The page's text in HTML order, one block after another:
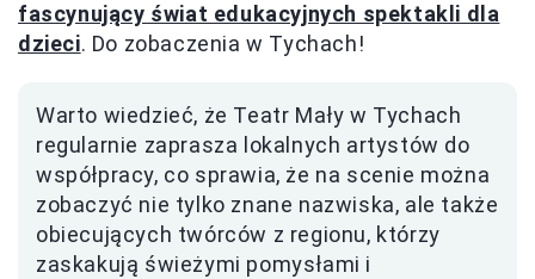
fascynujący świat edukacyjnych spektakli dla
dzieci. Do zobaczenia w Tychach!
Warto wiedzieć, że Teatr Mały w Tychach
regularnie zaprasza lokalnych artystów do
współpracy, co sprawia, że na scenie można
zobaczyć nie tylko znane nazwiska, ale także
obiecujących twórców z regionu, którzy
zaskakują świeżymi pomysłami i